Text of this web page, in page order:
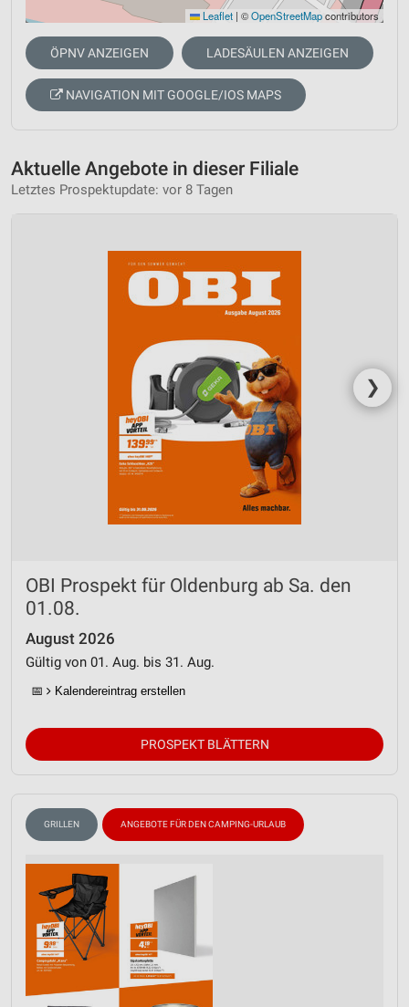
Leaflet | ©OpenStreetMapcontributors
ÖPNV ANZEIGEN LADESÄULEN ANZEIGEN
NAVIGATION MIT GOOGLE/IOS MAPS
Aktuelle Angebote in dieser Filiale
Letztes Prospektupdate: vor 8 Tagen
❯
OBI Prospekt für Oldenburg ab Sa. den
01.08.
August 2026
Gültig von 01. Aug. bis 31. Aug.
📅 Kalendereintrag erstellen
PROSPEKT BLÄTTERN
GRILLEN ANGEBOTE FÜR DEN CAMPING-URLAUB